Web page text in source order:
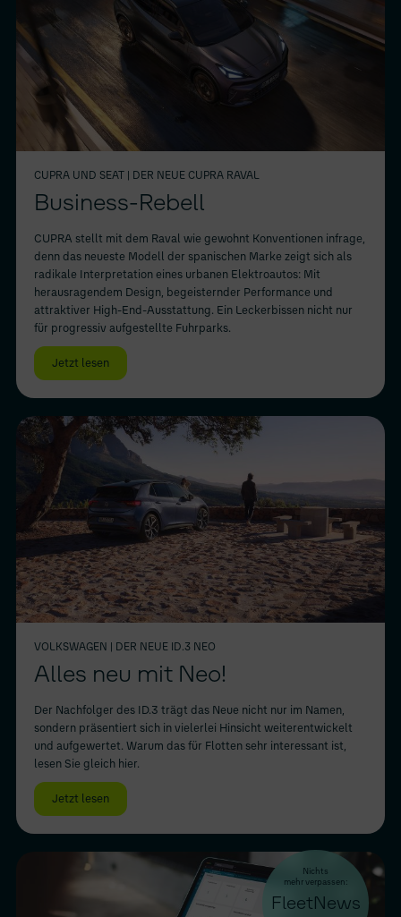
Nichts
mehr verpassen:
FleetNews
CUPRA UND SEAT | DER NEUE CUPRA RAVAL
Business-Rebell
CUPRA stellt mit dem Raval wie gewohnt Konventionen infrage,
denn das neueste Modell der spanischen Marke zeigt sich als
radikale Interpretation eines urbanen Elektroautos: Mit
herausragendem Design, begeisternder Performance und
attraktiver High-End-Ausstattung. Ein Leckerbissen nicht nur
für progressiv aufgestellte Fuhrparks.
Jetzt lesen
VOLKSWAGEN | DER NEUE ID.3 NEO
Alles neu mit Neo!
Der Nachfolger des ID.3 trägt das Neue nicht nur im Namen,
sondern präsentiert sich in vielerlei Hinsicht weiterentwickelt
und aufgewertet. Warum das für Flotten sehr interessant ist,
lesen Sie gleich hier.
Jetzt lesen